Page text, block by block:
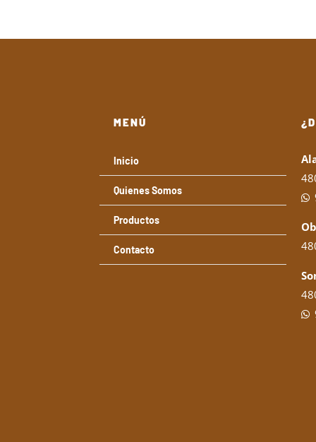
MENÚ
Inicio
Quienes Somos
Productos
Contacto